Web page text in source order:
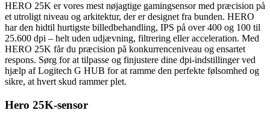
HERO 25K er vores mest nøjagtige gamingsensor med præcision på
et utroligt niveau og arkitektur, der er designet fra bunden. HERO
har den hidtil hurtigste billedbehandling, IPS på over 400 og 100 til
25.600 dpi – helt uden udjævning, filtrering eller acceleration. Med
HERO 25K får du præcision på konkurrenceniveau og ensartet
respons. Sørg for at tilpasse og finjustere dine dpi-indstillinger ved
hjælp af Logitech G HUB for at ramme den perfekte følsomhed og
sikre, at hvert skud rammer plet.
Hero 25K-sensor